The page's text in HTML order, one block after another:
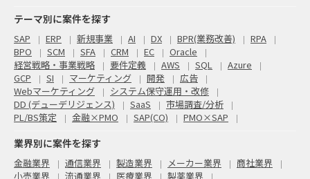
テーマ別に案件を探す
SAP ERP 新規事業 AI DX BPR(業務改善)
RPA
BPO
SCM SFA CRM EC
Oracle
経営戦略・事業戦略
要件定義 AWS SQL
Azure
GCP
SI マーケティング 開発
広告
Webマーケティング
システム保守運用・改修
DD (デューデリジェンス)
SaaS
市場調査/分析
PL/BS策定
金融×PMO SAP(CO) PMO×SAP
業界別に案件を探す
金融業界 通信業界 製造業界 メーカー業界
商社業界
小売業界
流通業界 医療業界 製薬業界